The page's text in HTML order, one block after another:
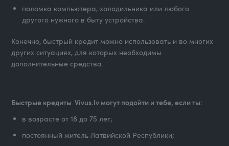
поломка компьютера, холодильника или любого
другого нужного в быту устройства.
Конечно, быстрый кредит можно использовать и во многих
других ситуациях, для которых необходимы
дополнительные средства.
Быстрые кредиты Vivus.lv могут подойти и тебе, если ты:
в возрасте от 18 до 75 лет;
постоянный житель Латвийской Республики;